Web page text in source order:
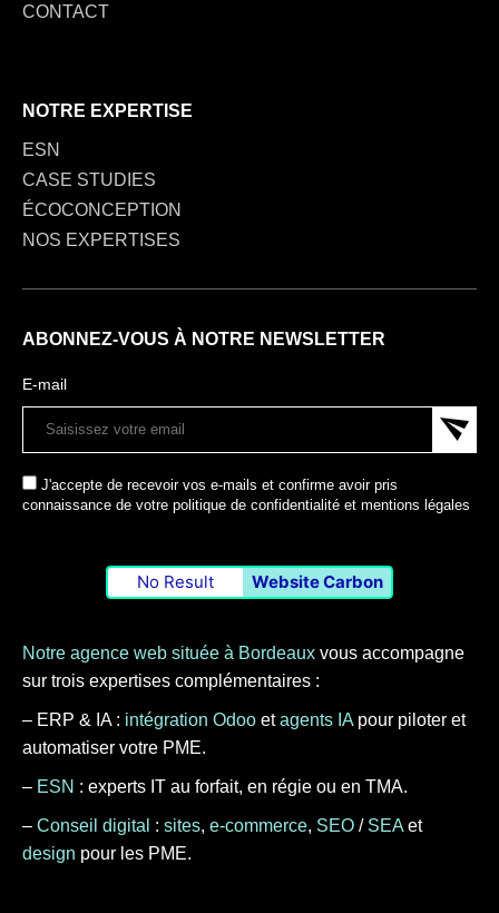
Notre agence web située à Bordeaux vous accompagne
sur trois expertises complémentaires :
– ERP & IA : intégration Odoo etagents IA pour piloter et
automatiser votre PME.
– ESN : experts IT au forfait, en régie ou en TMA.
– Conseil digital : sites, e-commerce, SEO / SEA et
design pour les PME.
CONTACT
NOTRE EXPERTISE
ESN
CASE STUDIES
ÉCOCONCEPTION
NOS EXPERTISES
ABONNEZ-VOUS À NOTRE NEWSLETTER
E-mail
J'accepte de recevoir vos e-mails et confirme avoir pris
connaissance de votre politique de confidentialité et mentions légales
No Result Website Carbon